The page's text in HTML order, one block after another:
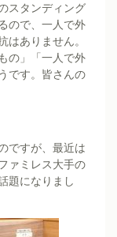
スタンディング
ので、一人で外
はありません。
の」「一人で外
です。皆さんの
ですが、最近は
ァミレス大手の
題になりまし